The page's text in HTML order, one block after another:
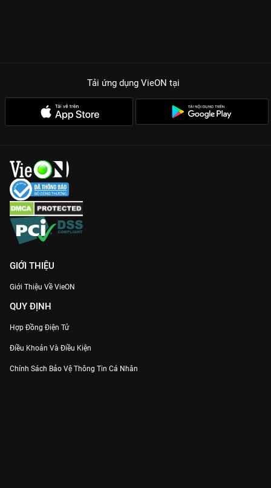
Tải ứng dụng VieON tại
GIỚI THIỆU
Giới Thiệu Về VieON
QUY ĐỊNH
Hợp Đồng Điện Tử
Điều Khoản Và Điều Kiện
Chính Sách Bảo Vệ Thông Tin Cá Nhân